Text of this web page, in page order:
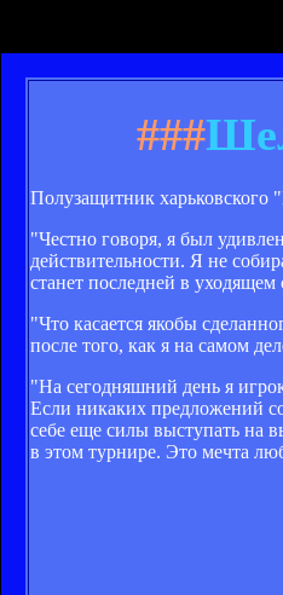
###
Полузащитник харьковского
"Честно говоря, я был
действительности. Я не
станет последней в
"Что касается якобы
после того, как я на самом
"На сегодняшний день я
Если никаких предложений
себе еще силы выступать на
в этом турнире. Это мечта